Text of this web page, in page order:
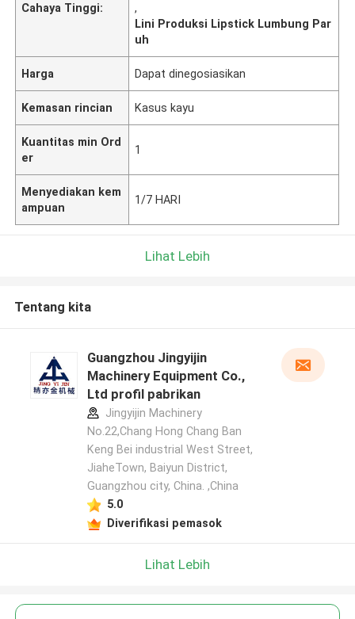
Cahaya Tinggi:
,
Lini Produksi Lipstick Lumbung Par
uh
Harga Dapat dinegosiasikan
Kemasan rincian Kasus kayu
Kuantitas min Ord
er
1
Menyediakan kem
ampuan
1/7 HARI
Lihat Lebih
Tentang kita
Guangzhou Jingyijin
Machinery Equipment Co.,
Ltd profil pabrikan
Jingyijin Machinery
No.22,Chang Hong Chang Ban
Keng Bei industrial West Street,
JiaheTown, Baiyun District,
Guangzhou city, China. ,China
5.0
Diverifikasi pemasok
Lihat Lebih